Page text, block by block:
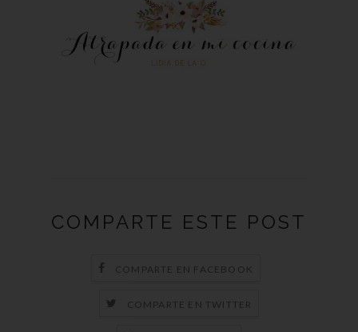
COMPARTE ESTE POST
COMPARTE EN FACEBOOK
COMPARTE EN TWITTER